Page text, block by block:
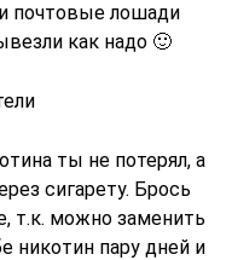
почтовые лошади
как надо 🙂
ты не потерял, а
сигарету. Брось
т.к. можно заменить
никотин пару дней и